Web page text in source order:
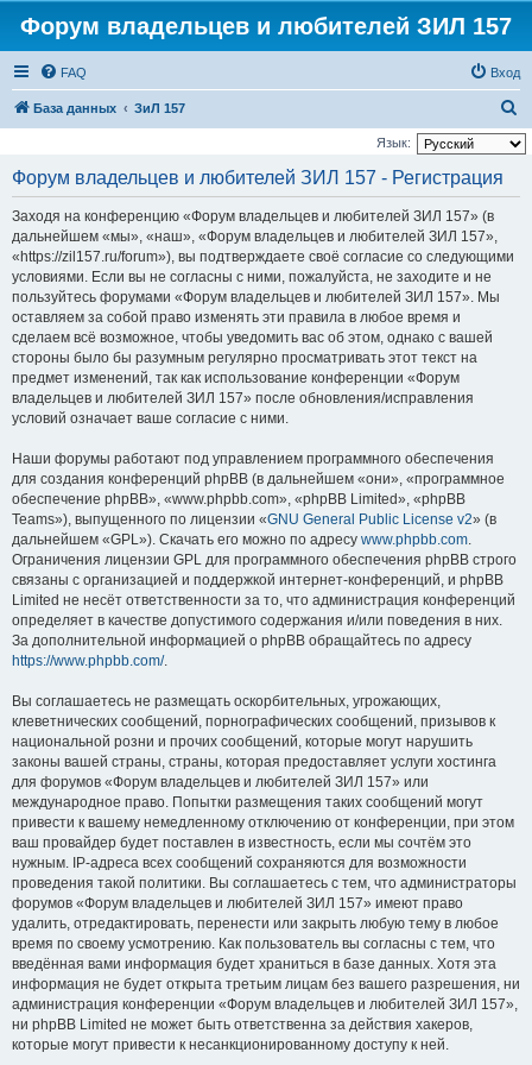
Форум владельцев и любителей ЗИЛ 157
FAQ Вход
База данных ЗиЛ 157
о
Язык:
Форум владельцев и любителей ЗИЛ 157 - Регистрация
Заходя на конференцию «Форум владельцев и любителей ЗИЛ 157» (в
дальнейшем «мы», «наш», «Форум владельцев и любителей ЗИЛ 157»,
«https://zil157.ru/forum»), вы подтверждаете своё согласие со следующими
условиями. Если вы не согласны с ними, пожалуйста, не заходите и не
пользуйтесь форумами «Форум владельцев и любителей ЗИЛ 157». Мы
оставляем за собой право изменять эти правила в любое время и
сделаем всё возможное, чтобы уведомить вас об этом, однако с вашей
стороны было бы разумным регулярно просматривать этот текст на
предмет изменений, так как использование конференции «Форум
владельцев и любителей ЗИЛ 157» после обновления/исправления
условий означает ваше согласие с ними.
Наши форумы работают под управлением программного обеспечения
для создания конференций phpBB (в дальнейшем «они», «программное
обеспечение phpBB», «www.phpbb.com», «phpBB Limited», «phpBB
Teams»), выпущенного по лицензии «GNU General Public License v2» (в
дальнейшем «GPL»). Скачать его можно по адресу www.phpbb.com.
Ограничения лицензии GPL для программного обеспечения phpBB строго
связаны с организацией и поддержкой интернет-конференций, и phpBB
Limited не несёт ответственности за то, что администрация конференций
определяет в качестве допустимого содержания и/или поведения в них.
За дополнительной информацией о phpBB обращайтесь по адресу
https://www.phpbb.com/.
Вы соглашаетесь не размещать оскорбительных, угрожающих,
клеветнических сообщений, порнографических сообщений, призывов к
национальной розни и прочих сообщений, которые могут нарушить
законы вашей страны, страны, которая предоставляет услуги хостинга
для форумов «Форум владельцев и любителей ЗИЛ 157» или
международное право. Попытки размещения таких сообщений могут
привести к вашему немедленному отключению от конференции, при этом
ваш провайдер будет поставлен в известность, если мы сочтём это
нужным. IP-адреса всех сообщений сохраняются для возможности
проведения такой политики. Вы соглашаетесь с тем, что администраторы
форумов «Форум владельцев и любителей ЗИЛ 157» имеют право
удалить, отредактировать, перенести или закрыть любую тему в любое
время по своему усмотрению. Как пользователь вы согласны с тем, что
введённая вами информация будет храниться в базе данных. Хотя эта
информация не будет открыта третьим лицам без вашего разрешения, ни
администрация конференции «Форум владельцев и любителей ЗИЛ 157»,
ни phpBB Limited не может быть ответственна за действия хакеров,
которые могут привести к несанкционированному доступу к ней.